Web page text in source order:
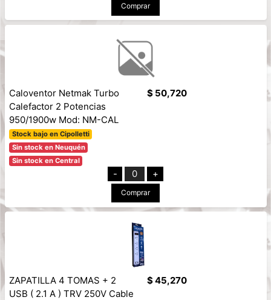
Comprar
Caloventor Netmak Turbo
Calefactor 2 Potencias
950/1900w Mod: NM-CAL
Stock bajo en Cipolletti
Sin stock en Neuquén
Sin stock en Central
$ 50,720
- 0 +
Comprar
ZAPATILLA 4 TOMAS + 2
USB ( 2.1 A ) TRV 250V Cable
$ 45,270